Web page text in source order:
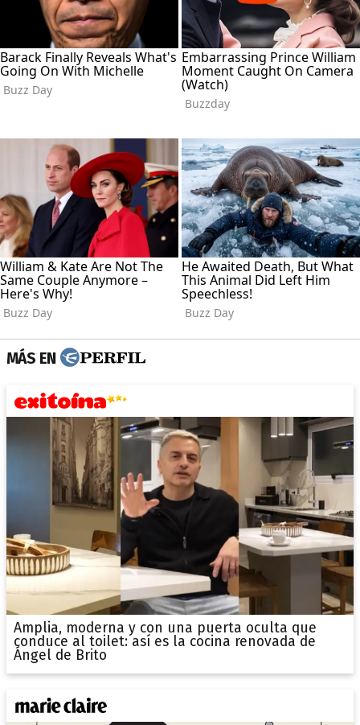
MÁS EN
Amplia, moderna y con una puerta oculta que
conduce al toilet: así es la cocina renovada de
Ángel de Brito